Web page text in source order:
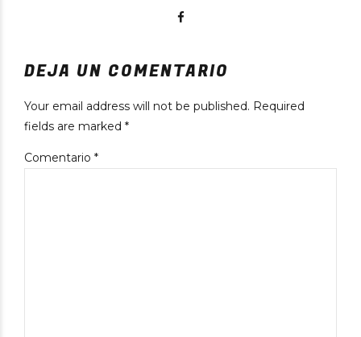
DEJA UN COMENTARIO
Your email address will not be published. Required
fields are marked *
Comentario *